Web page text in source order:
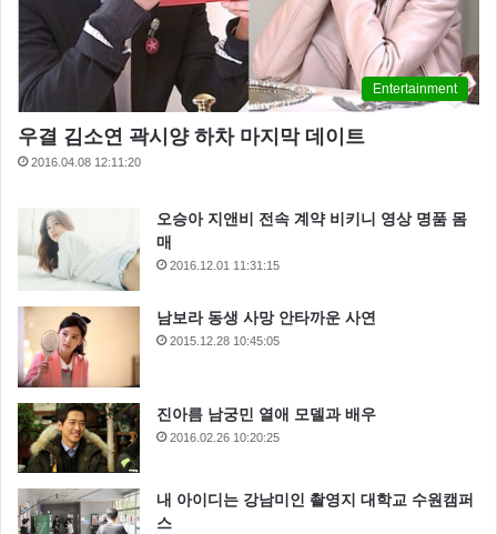
Entertainment
우결 김소연 곽시양 하차 마지막 데이트
2016.04.08 12:11:20
오승아 지앤비 전속 계약 비키니 영상 명품 몸
매
2016.12.01 11:31:15
남보라 동생 사망 안타까운 사연
2015.12.28 10:45:05
진아름 남궁민 열애 모델과 배우
2016.02.26 10:20:25
내 아이디는 강남미인 촬영지 대학교 수원캠퍼
스